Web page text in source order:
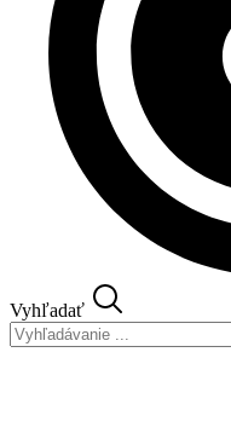
Vyhľadať